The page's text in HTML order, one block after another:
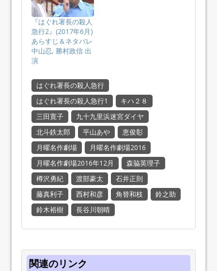
『はぐれ署長の殺人
急行2』(2017年6月)
あらすじ＆ネタバレ
中山忍, 勝村政信 出
演
はぐれ署長の殺人急行
はぐれ署長の殺人急行1
キハ２８
三田寛子
九十九里浜迷宮ダイヤ
北斗鉄太郎
平山あや
恵俊彰
月曜名作劇場
月曜名作劇場2016
月曜名作劇場2016年12月
森脇英理子
樽沢勇紀
渡部豪太
石井正則
藤真利子
西村和彦 角替和枝
鈴之助
鈴木裕樹
長谷川朝晴
関連のリンク